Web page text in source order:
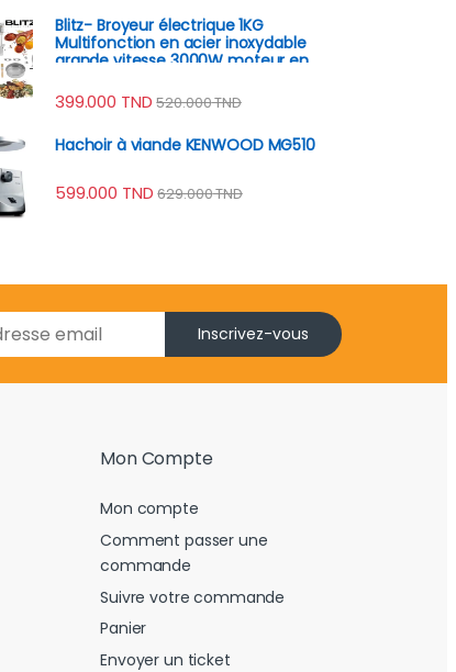
Blitz- Broyeur électrique 1KG
Multifonction en acier inoxydable
grande vitesse 3000W moteur en
399.000 TND 520.000TND
Hachoir à viande KENWOOD MG510
599.000 TND 629.000TND
Inscrivez-vous
Mon Compte
Mon compte
Comment passer une
commande
Suivre votre commande
Panier
Envoyer un ticket